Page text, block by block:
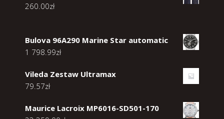
260.00zł
Bulova 96A290 Marine Star automatic
1 798.99zł
Vileda Zestaw Ultramax
79.57zł
Maurice Lacroix MP6016-SD501-170